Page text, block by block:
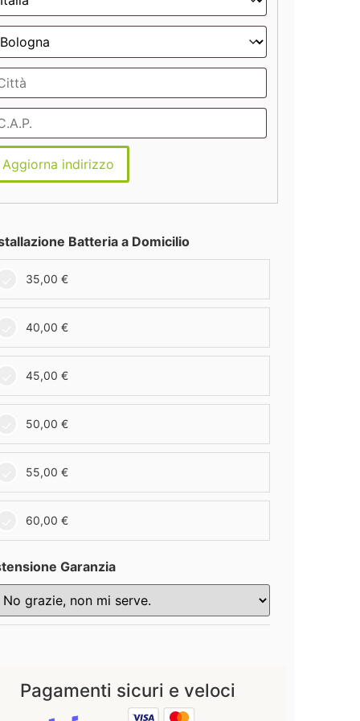
Aggiorna indirizzo
Batteria a Domicilio
35,00 €
40,00 €
45,00 €
50,00 €
55,00 €
60,00 €
Garanzia
Pagamenti sicuri e veloci